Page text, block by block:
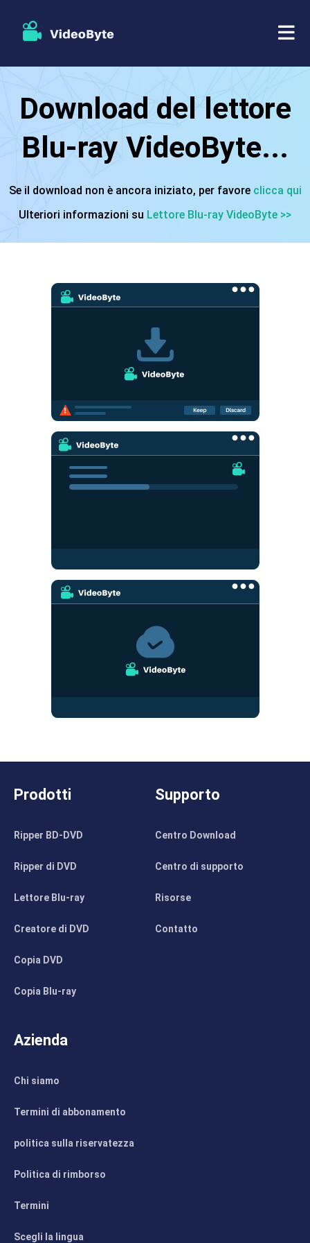
Copia Blu-ray
Risorse
Supporto
Download del lettore
Blu-ray VideoByte...
Se il download non è ancora iniziato, per favore clicca qui
Ulteriori informazioni su Lettore Blu-ray VideoByte >>
Prodotti
Ripper BD-DVD
Ripper di DVD
Lettore Blu-ray
Creatore di DVD
Copia DVD
Copia Blu-ray
Supporto
Centro Download
Centro di supporto
Risorse
Contatto
Azienda
Chi siamo
Termini di abbonamento
politica sulla riservatezza
Politica di rimborso
Termini
Scegli la lingua